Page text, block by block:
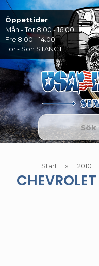
Öppettider
Mån - Tor 8.00 - 16.00
Fre 8.00 - 14.00
Lör - Sön STÄNGT
Start » 2010